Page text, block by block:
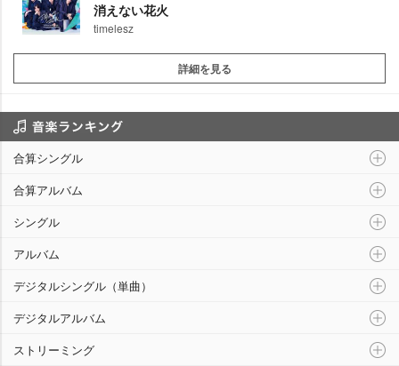
消えない花火
timelesz
詳細を見る
合算シングル
合算アルバム
シングル
アルバム
デジタルシングル（単曲）
デジタルアルバム
ストリーミング